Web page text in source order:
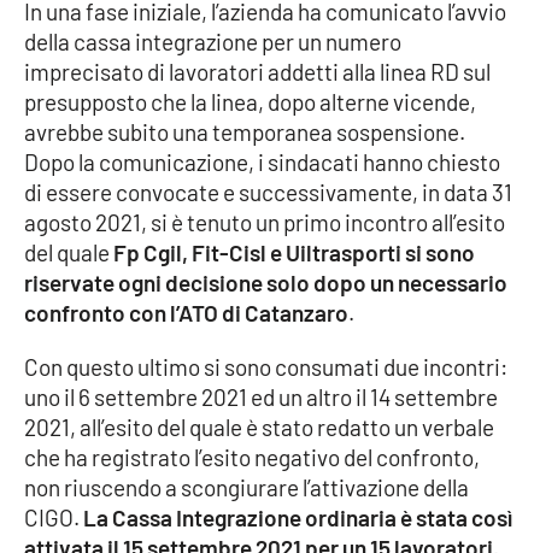
Economia e Lavoro
Politica
Sanità
Società
Sport
Good Morning Vietnam
Parchi Marini Calabria
Leggendo Alvaro insieme
In una fase iniziale, l’azienda ha comunicato l’avvio
della cassa integrazione per un numero
imprecisato di lavoratori addetti alla linea RD sul
presupposto che la linea, dopo alterne vicende,
avrebbe subito una temporanea sospensione.
Dopo la comunicazione, i sindacati hanno chiesto
di essere convocate e successivamente, in data 31
agosto 2021, si è tenuto un primo incontro all’esito
del quale Fp Cgil, Fit-Cisl e Uiltrasporti si sono
riservate ogni decisione solo dopo un necessario
confronto con l’ATO di Catanzaro.
Con questo ultimo si sono consumati due incontri:
uno il 6 settembre 2021 ed un altro il 14 settembre
2021, all’esito del quale è stato redatto un verbale
che ha registrato l’esito negativo del confronto,
non riuscendo a scongiurare l’attivazione della
CIGO. La Cassa Integrazione ordinaria è stata così